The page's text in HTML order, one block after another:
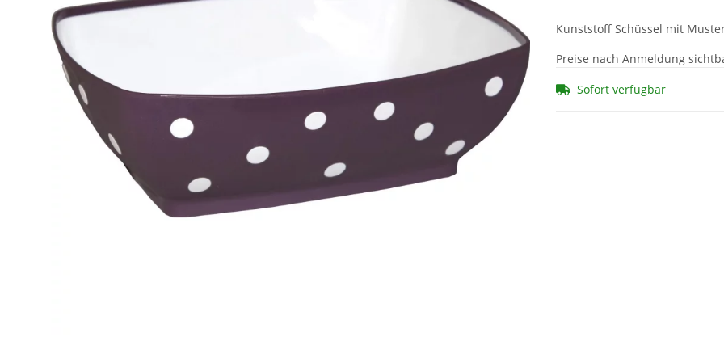
Kunststoff Schüssel mit
Preise nach Anmeldung
Sofort verfügbar